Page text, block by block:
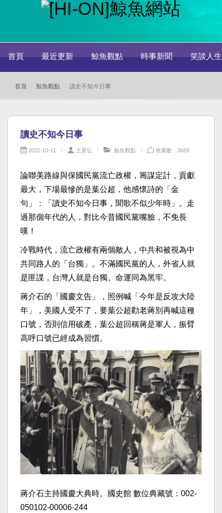
首頁 最近更新 鯨魚觀點 時事新聞 笑談人生
首頁 鯨魚觀點 讀史不知今日事
讀史不知今日事
2022-10-11 王景弘 鯨魚觀點 推薦數：3669
論聯美路線與保國民黨流亡政權，籌謀定計，貢獻
最大，下場最慘的是葉公超，他感懷詩的「金
句」：「讀史不知今日事，聞歌不似少年時」。走
過那個年代的人，對比今昔國民黨嘴臉，不免長
嘆！
冷戰時代，流亡政權有兩個敵人，中共和被視為中
共同路人的「台獨」。不滿國民黨的人，外省人就
是匪諜，台灣人就是台獨。命運同為黑牢。
蔣介石的「國慶文告」，照例喊「今年是反攻大陸
年」，美國人受不了，要葉公超勸老蔣別再喊這種
口號，否則信用破產，葉公超回稱蔣是軍人，振臂
高呼口號已經成為習慣。
蔣介石主持國慶大典時。國史館 數位典藏號：002-
050102-00006-244